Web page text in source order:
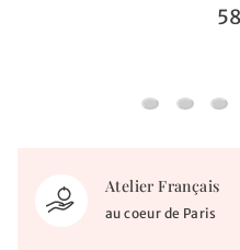
CroixCroix
Atelier Français
au coeur de Paris